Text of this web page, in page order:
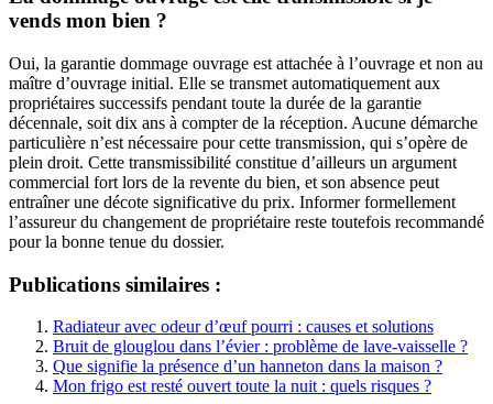
vends mon bien ?
Oui, la garantie dommage ouvrage est attachée à l’ouvrage et non au
maître d’ouvrage initial. Elle se transmet automatiquement aux
propriétaires successifs pendant toute la durée de la garantie
décennale, soit dix ans à compter de la réception. Aucune démarche
particulière n’est nécessaire pour cette transmission, qui s’opère de
plein droit. Cette transmissibilité constitue d’ailleurs un argument
commercial fort lors de la revente du bien, et son absence peut
entraîner une décote significative du prix. Informer formellement
l’assureur du changement de propriétaire reste toutefois recommandé
pour la bonne tenue du dossier.
Publications similaires :
Radiateur avec odeur d’œuf pourri : causes et solutions
Bruit de glouglou dans l’évier : problème de lave-vaisselle ?
Que signifie la présence d’un hanneton dans la maison ?
Mon frigo est resté ouvert toute la nuit : quels risques ?